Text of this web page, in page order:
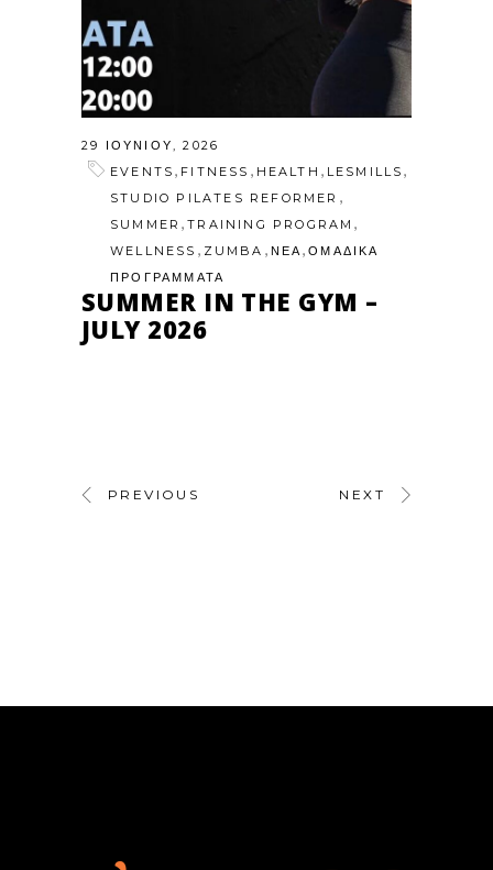
29 ΙΟΥΝΊΟΥ, 2026
EVENTS , FITNESS , HEALTH , LESMILLS ,
STUDIO PILATES REFORMER ,
SUMMER ,TRAINING PROGRAM ,
WELLNESS , ZUMBA , ΝΕΑ,ΟΜΑΔΙΚΑ
ΠΡΟΓΡΑΜΜΑΤΑ
SUMMER IN THE GYM –
JULY 2026
PREVIOUS NEXT